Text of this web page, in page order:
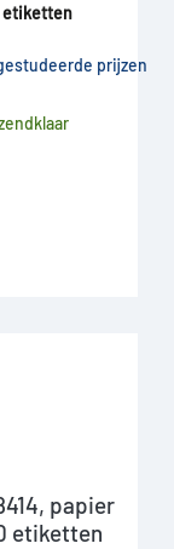
etiketten
prijzen
papier
etiketten